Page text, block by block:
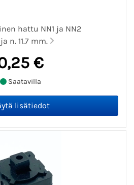
hattu NN1 ja NN2
n. 11.7 mm.
€
Saatavilla